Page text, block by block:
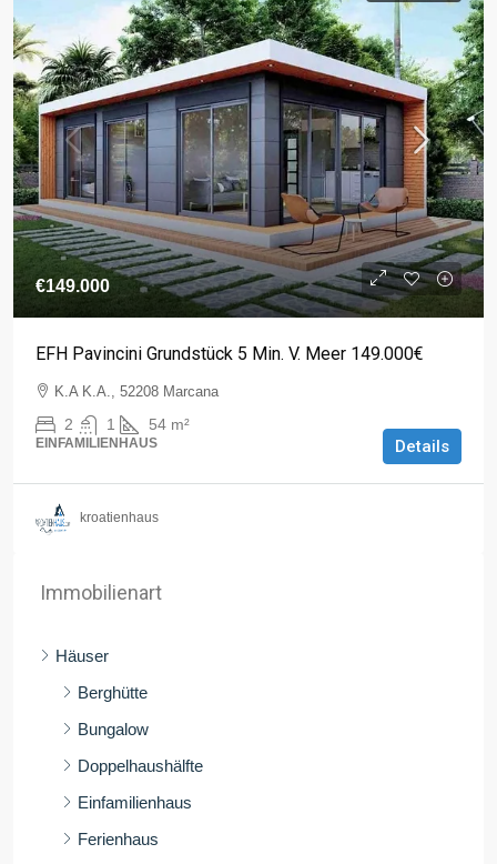
€149.000
EFH Pavincini Grundstück 5 Min. V. Meer 149.000€
K.A K.A., 52208 Marcana
2 1 54 m²
EINFAMILIENHAUS Details
kroatienhaus
Immobilienart
Häuser
Berghütte
Bungalow
Doppelhaushälfte
Einfamilienhaus
Ferienhaus